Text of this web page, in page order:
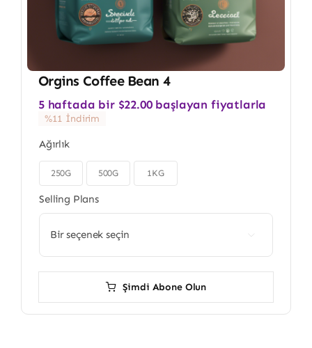
Orgins Coffee Bean 4
5 haftada bir $22.00 başlayan fiyatlarla
%11 İndirim
Ağırlık
250G 500G 1KG
Selling Plans
Şimdi Abone Olun